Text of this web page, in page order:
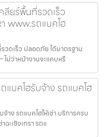
ลียร์พื้นที่รวดเร็ว
www.รถแบคโฮ
ดเร็ว ปลอดภัย ได้มาตรฐาน
ม่ว่าหน้างานจะแคบหรื
ถแบคโฮรับจ้าง รถแบคโฮ
จ้าง รถแบคโฮให้เช่า บริการครบ
ฉะเชิงเทรา รถแ